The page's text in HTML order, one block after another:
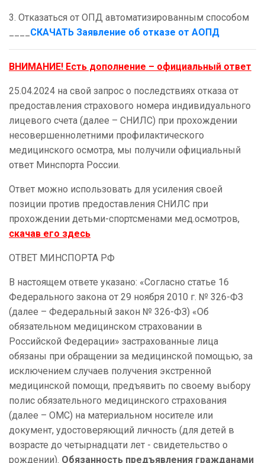
3. Отказаться от ОПД автоматизированным способом
СКАЧАТЬ Заявление об отказе от АОПД
ВНИМАНИЕ! Есть дополнение – официальный ответ
25.04.2024 на свой запрос о последствиях отказа от
предоставления страхового номера индивидуального
лицевого счета (далее – СНИЛС) при прохождении
несовершеннолетними профилактического
медицинского осмотра, мы получили официальный
ответ Минспорта России.
Ответ можно использовать для усиления своей
позиции против предоставления СНИЛС при
прохождении детьми-спортсменами мед.осмотров,
скачав его здесь
ОТВЕТ МИНСПОРТА РФ
В настоящем ответе указано: «Согласно статье 16
Федерального закона от 29 ноября 2010 г. № 326-ФЗ
(далее – Федеральный закон № 326-ФЗ) «Об
обязательном медицинском страховании в
Российской Федерации» застрахованные лица
обязаны при обращении за медицинской помощью, за
исключением случаев получения экстренной
медицинской помощи, предъявить по своему выбору
полис обязательного медицинского страхования
(далее – ОМС) на материальном носителе или
документ, удостоверяющий личность (для детей в
возрасте до четырнадцати лет - свидетельство о
рождении). Обязанность предъявления гражданами